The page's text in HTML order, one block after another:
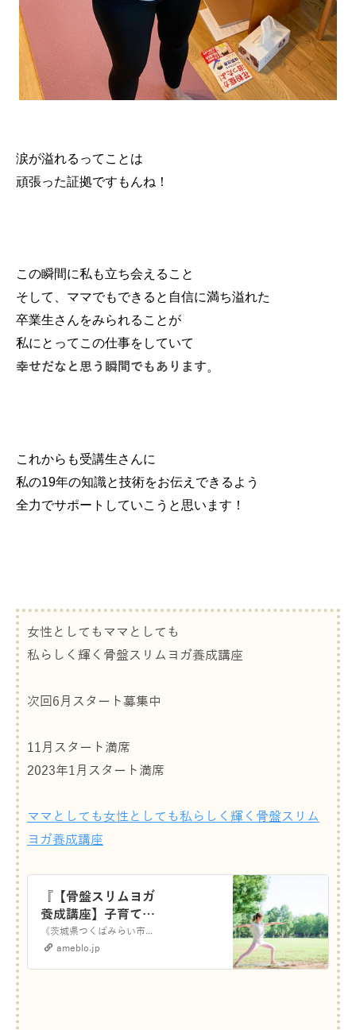
涙が溢れるってことは
頑張った証拠ですもんね！
この瞬間に私も立ち会えること
そして、ママでもできると自信に満ち溢れた
卒業生さんをみられることが
私にとってこの仕事をしていて
幸せだなと思う瞬間でもあります。
これからも受講生さんに
私の19年の知識と技術をお伝えできるよう
全力でサポートしていこうと思います！
女性としてもママとしても
私らしく輝く骨盤スリムヨガ養成講座
次回6月スタート募集中
11月スタート満席
2023年1月スタート満席
ママとしても女性としても私らしく輝く骨盤スリム
ヨガ養成講座
『【骨盤スリムヨガ
養成講座】子育ても
仕事も諦めない！マ
マとしても女性とし
ても私らしく輝く』
《茨城県つくばみらい市》 今日からずーっとご機嫌ママに今の私を１２０％楽しんで幸せ子育ても叶えるヨガインストラクター なまいあゆみです ベビママヨガ・骨盤スリ…
ameblo.jp